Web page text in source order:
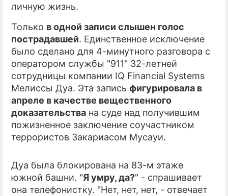
личную жизнь.
Только в одной записи слышен голос
пострадавшей. Единственное исключение
было сделано для 4-минутного разговора с
оператором службы "911" 32-летней
сотрудницы компании IQ Financial Systems
Мелиссы Дуа. Эта запись фигурировала в
апреле в качестве вещественного
доказательства на суде над получившим
пожизненное заключение соучастником
террористов Закариасом Мусауи.
Дуа была блокирована на 83-м этаже
южной башни. "Я умру, да?" - спрашивает
она телефонистку. "Нет, нет, нет, - отвечает